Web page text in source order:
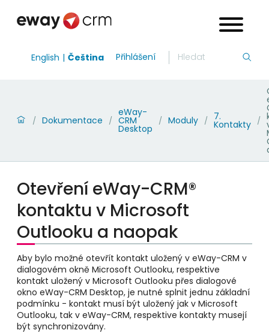
English Čeština Přihlášení
/ Dokumentace /
eWay-
CRM
Desktop
/ Moduly / 7.
Kontakty /
Otevření eWay-CRM®
kontaktu v Microsoft
Outlooku a naopak
Aby bylo možné otevřít kontakt uložený v eWay-CRM v
dialogovém okně Microsoft Outlooku, respektive
kontakt uložený v Microsoft Outlooku přes dialogové
okno eWay-CRM Desktop, je nutné splnit jednu základní
podmínku - kontakt musí být uložený jak v Microsoft
Outlooku, tak v eWay-CRM, respektive kontakty musejí
být synchronizovány.